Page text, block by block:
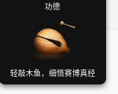
功德
轻敲木鱼，细悟赛博真经